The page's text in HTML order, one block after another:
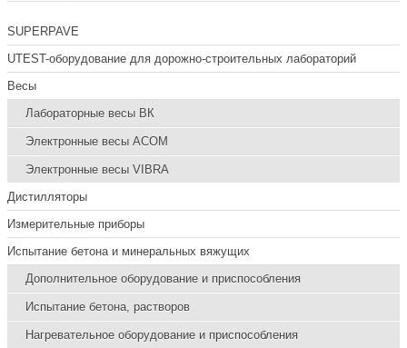
SUPERPAVE
UTEST-оборудование для дорожно-строительных лабораторий
Весы
Лабораторные весы ВК
Электронные весы ACOM
Электронные весы VIBRA
Дистилляторы
Измерительные приборы
Испытание бетона и минеральных вяжущих
Дополнительное оборудование и приспособления
Испытание бетона, растворов
Нагревательное оборудование и приспособления